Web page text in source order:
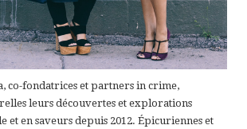
co-fondatrices et partners in crime,
leurs découvertes et explorations
et en saveurs depuis 2012. Épicuriennes et